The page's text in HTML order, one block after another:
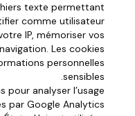
texte permettant
comme utilisateur
IP, mémoriser vos
Les cookies
personnelles
sensibles.
pour analyser l’usage
par Google Analytics